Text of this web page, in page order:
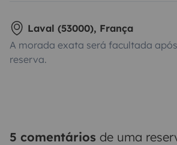
Laval (53000), França
A morada exata será facultada
reserva.
5 comentários de uma